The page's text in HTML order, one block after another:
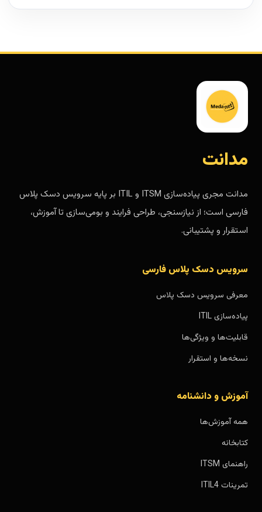
مدانت
مدانت مجری پیاده‌سازی ITSM و ITIL بر پایه سرویس دسک پلاس
فارسی است؛ از نیازسنجی، طراحی فرایند و بومی‌سازی تا آموزش،
استقرار و پشتیبانی.
سرویس دسک پلاس فارسی
معرفی سرویس دسک پلاس
پیاده‌سازی ITIL
قابلیت‌ها و ویژگی‌ها
نسخه‌ها و استقرار
آموزش و دانشنامه
همه آموزش‌ها
کتابخانه
راهنمای ITSM
تمرینات ITIL4